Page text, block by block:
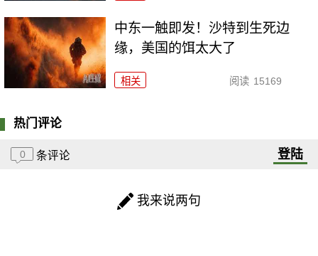
中东一触即发！沙特到生死边
缘，美国的饵太大了
相关 阅读 15169
热门评论
0 条评论 登陆
我来说两句